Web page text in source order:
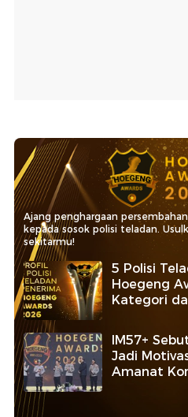
Ajang penghargaan
kepada sosok polisi teladan.
sekitarmu!
5 Polisi
Hoegeng
Kategori
IM57+
Jadi
Amanat